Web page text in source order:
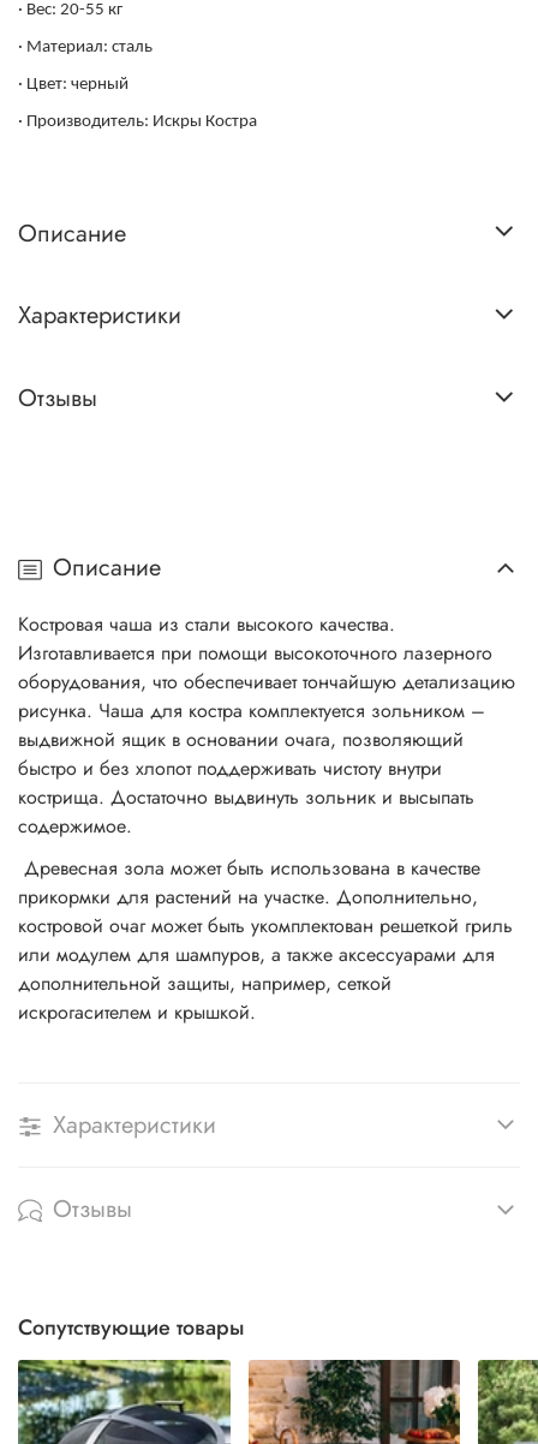
· Вес: 20-55 кг
· Материал: сталь
· Цвет: черный
· Производитель: Искры Костра
Описание
Характеристики
Отзывы
Описание
Костровая чаша из стали высокого качества.
Изготавливается при помощи высокоточного лазерного
оборудования, что обеспечивает тончайшую детализацию
рисунка. Чаша для костра комплектуется зольником –
выдвижной ящик в основании очага, позволяющий
быстро и без хлопот поддерживать чистоту внутри
кострища. Достаточно выдвинуть зольник и высыпать
содержимое.
Древесная зола может быть использована в качестве
прикормки для растений на участке. Дополнительно,
костровой очаг может быть укомплектован решеткой гриль
или модулем для шампуров, а также аксессуарами для
дополнительной защиты, например, сеткой
искрогасителем и крышкой.
Характеристики
Отзывы
Сопутствующие товары